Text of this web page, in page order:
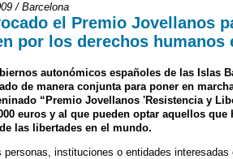
/ Barcelona
el Premio Jovellanos
por los derechos humanos
autonómicos españoles de las Islas
de manera conjunta para poner en
“Premio Jovellanos 'Resistencia y
euros y al que pueden optar aquellos
las libertades en el mundo.
personas, instituciones o entidades